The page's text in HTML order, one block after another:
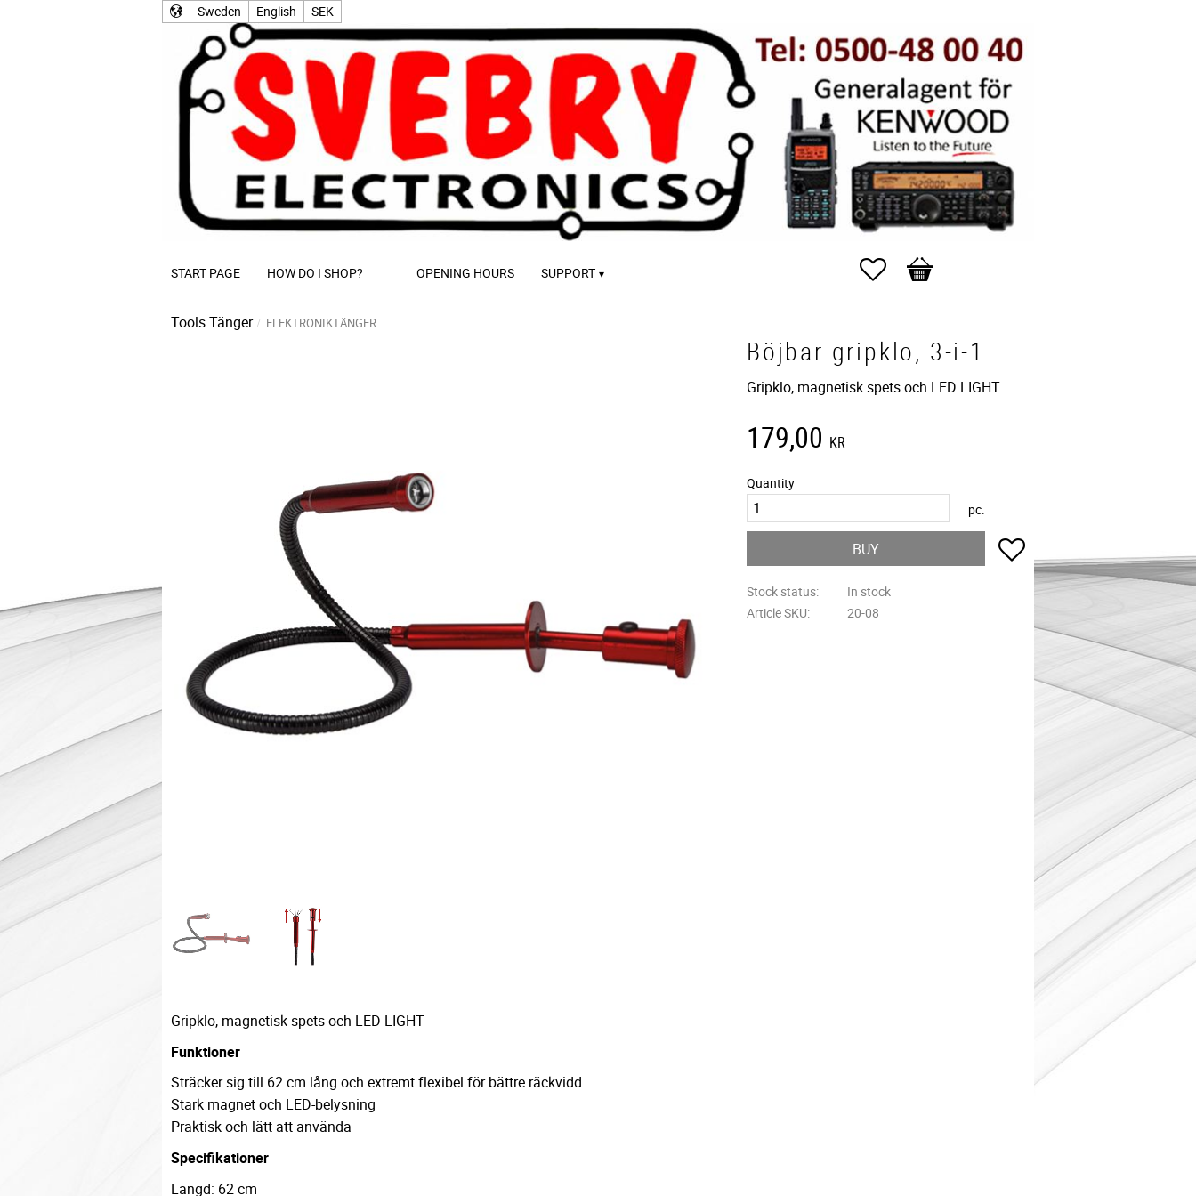
Sweden English SEK
START PAGE HOW DO I SHOP? OPENING HOURS SUPPORT Favorites
Basket
ToolsTänger ELEKTRONIKTÄNGER
Böjbar gripklo, 3-i-1
Gripklo, magnetisk spets och LED LIGHT
179,00 KR
Quantity
pc.
BUY Add to favorites
Stock status
In stock
Article SKU
20-08
Gripklo, magnetisk spets och LED LIGHT
Funktioner
Sträcker sig till 62 cm lång och extremt flexibel för bättre räckvidd
Stark magnet och LED-belysning
Praktisk och lätt att använda
Specifikationer
Längd: 62 cm